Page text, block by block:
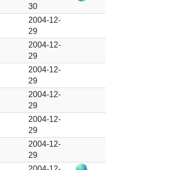
30
2004-12-
29
2004-12-
29
2004-12-
29
2004-12-
29
2004-12-
29
2004-12-
29